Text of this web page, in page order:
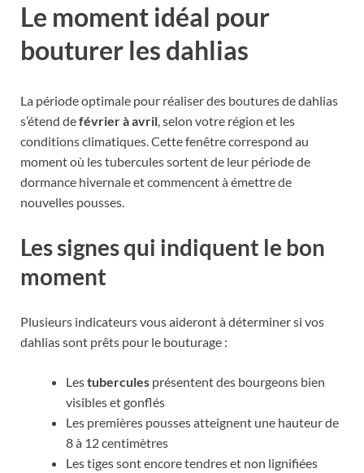
Le moment idéal pour
bouturer les dahlias
La période optimale pour réaliser des boutures de dahlias
s’étend defévrier à avril, selon votre région et les
conditions climatiques. Cette fenêtre correspond au
moment où les tubercules sortent de leur période de
dormance hivernale et commencent à émettre de
nouvelles pousses.
Les signes qui indiquent le bon
moment
Plusieurs indicateurs vous aideront à déterminer si vos
dahlias sont prêts pour le bouturage :
Lestubercules présentent des bourgeons bien
visibles et gonflés
Les premières pousses atteignent une hauteur de
8 à 12 centimètres
Les tiges sont encore tendres et non lignifiées